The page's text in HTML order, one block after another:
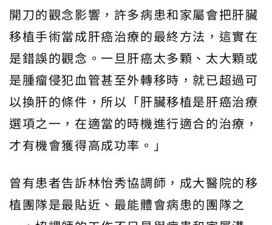
開刀的觀念影響，許多病患和家屬會把肝臟
移植手術當成肝癌治療的最終方法，這實在
是錯誤的觀念。一旦肝癌太多顆、太大顆或
是腫瘤侵犯血管甚至外轉移時，就已超過可
以換肝的條件，所以「肝臟移植是肝癌治療
選項之一，在適當的時機進行適合的治療，
才有機會獲得高成功率。」
曾有患者告訴林怡秀協調師，成大醫院的移
植團隊是最貼近、最能體會病患的團隊之